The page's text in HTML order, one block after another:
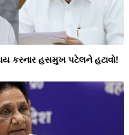
કરનાર હસમુખ પટેલને હટાવો!